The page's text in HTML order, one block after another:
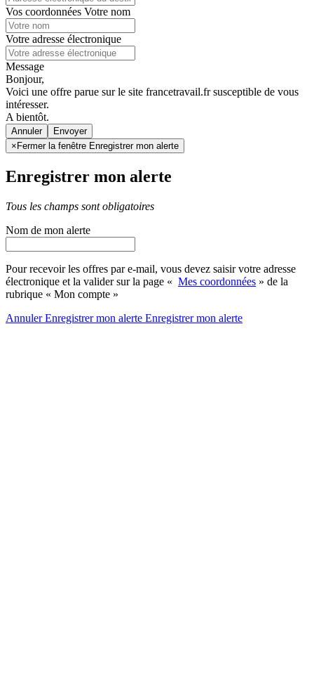
Vos coordonnées Votre nom
Votre adresse électronique
Message
Bonjour,
Voici une offre parue sur le site francetravail.fr susceptible de vous
intéresser.
A bientôt.
Annuler
× Fermer la fenêtre Enregistrer mon alerte
Enregistrer mon alerte
Tous les champs sont obligatoires
Nom de mon alerte
Pour recevoir les offres par e-mail, vous devez saisir votre adresse
électronique et la valider sur la page « Mes coordonnées » de la
rubrique « Mon compte »
AnnulerEnregistrer mon alerte Enregistrermon alerte